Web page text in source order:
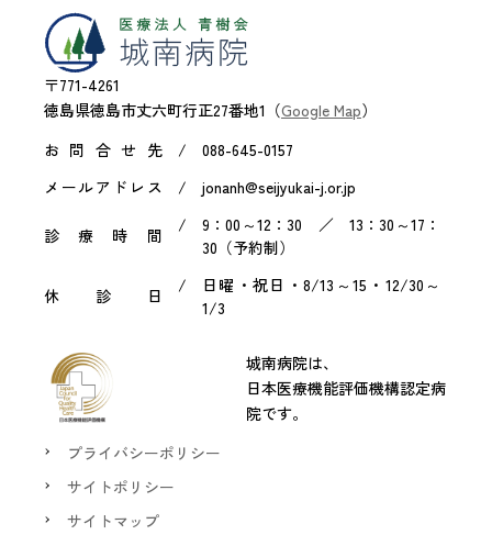
〒771-4261
徳島県徳島市丈六町行正27番地1（Google Map）
お問合せ先
088-645-0157
メールアドレス
jonanh@seijyukai-j.or.jp
診療時間
9：00～12：30 ／ 13：30～17：
30（予約制）
休診日
日曜・祝日・8/13～15・12/30～
1/3
城南病院は、
日本医療機能評価機構認定病
院です。
プライバシーポリシー
サイトポリシー
サイトマップ